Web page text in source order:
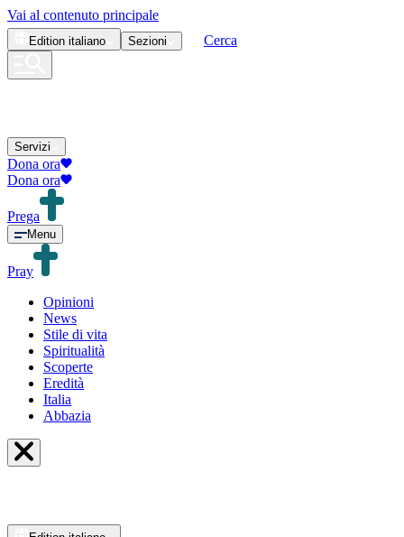
Vai al contenuto principale
Edition italiano Sezioni Cerca
Servizi
Dona ora
Dona ora
Prega
Menu
Pray
Opinioni
News
Stile di vita
Spiritualità
Scoperte
Eredità
Italia
Abbazia